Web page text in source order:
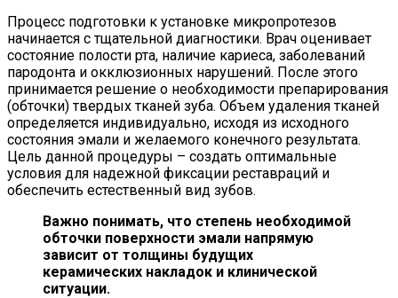
Процесс подготовки к установке микропротезов
начинается с тщательной диагностики. Врач оценивает
состояние полости рта, наличие кариеса, заболеваний
пародонта и окклюзионных нарушений. После этого
принимается решение о необходимости препарирования
(обточки) твердых тканей зуба. Объем удаления тканей
определяется индивидуально, исходя из исходного
состояния эмали и желаемого конечного результата.
Цель данной процедуры – создать оптимальные
условия для надежной фиксации реставраций и
обеспечить естественный вид зубов.
Важно понимать, что степень необходимой
обточки поверхности эмали напрямую
зависит от толщины будущих
керамических накладок и клинической
ситуации.